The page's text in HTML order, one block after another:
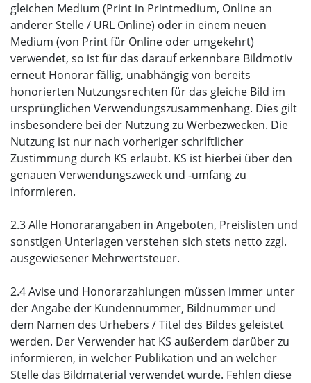
gleichen Medium (Print in Printmedium, Online an
anderer Stelle / URL Online) oder in einem neuen
Medium (von Print für Online oder umgekehrt)
verwendet, so ist für das darauf erkennbare Bildmotiv
erneut Honorar fällig, unabhängig von bereits
honorierten Nutzungsrechten für das gleiche Bild im
ursprünglichen Verwendungszusammenhang. Dies gilt
insbesondere bei der Nutzung zu Werbezwecken. Die
Nutzung ist nur nach vorheriger schriftlicher
Zustimmung durch KS erlaubt. KS ist hierbei über den
genauen Verwendungszweck und -umfang zu
informieren.
2.3 Alle Honorarangaben in Angeboten, Preislisten und
sonstigen Unterlagen verstehen sich stets netto zzgl.
ausgewiesener Mehrwertsteuer.
2.4 Avise und Honorarzahlungen müssen immer unter
der Angabe der Kundennummer, Bildnummer und
dem Namen des Urhebers / Titel des Bildes geleistet
werden. Der Verwender hat KS außerdem darüber zu
informieren, in welcher Publikation und an welcher
Stelle das Bildmaterial verwendet wurde. Fehlen diese